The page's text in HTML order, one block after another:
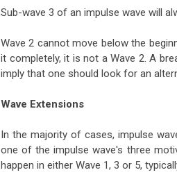
Sub-wave 3 of an impulse wave will
Wave 2 cannot move below the
it completely, it is not a Wave 2. A
imply that one should look for an
Wave Extensions
In the majority of cases, impulse
one of the impulse wave's three
happen in either Wave 1, 3 or 5,